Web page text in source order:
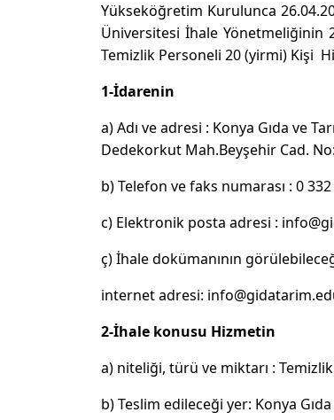
Yükseköğretim Kurulunca
Üniversitesi İhale Yönetmeliğinin
Temizlik Personeli 20 (yirmi) Kişi
1-İdarenin
a) Adı ve adresi : Konya Gıda ve
Dedekorkut Mah.Beyşehir Cad.
b) Telefon ve faks numarası : 0
c) Elektronik posta adresi :
ç) İhale dokümanının
internet adresi:
2-İhale konusu Hizmetin
a) niteliği, türü ve miktarı :
b) Teslim edileceği yer: Konya